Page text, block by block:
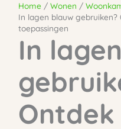
Home Wonen
In lagen blauw gebruiken?
toepassingen
In
Ontdek